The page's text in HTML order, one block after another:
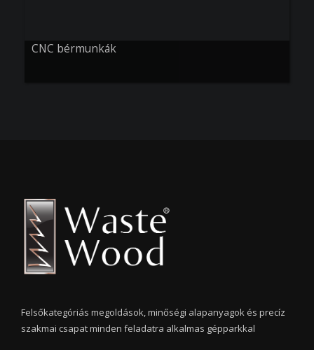
CNC bérmunkák
Felsőkategóriás megoldások, minőségi alapanyagok és precíz
szakmai csapat minden feladatra alkalmas gépparkkal